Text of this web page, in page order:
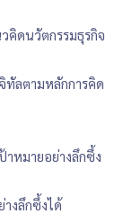
คิดนวัตกรรมธุรกิจ
ทัลตามหลักการคิด
าหมายอย่างลึกซึ้ง
างลึกซึ้งได้